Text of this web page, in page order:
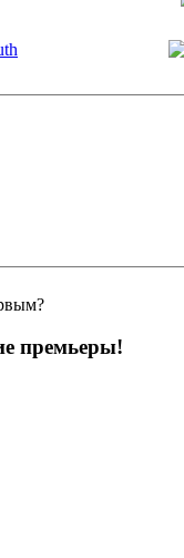
премьеры!